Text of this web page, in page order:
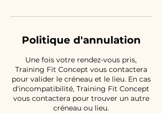
Politique d'annulation
Une fois votre rendez-vous pris,
Training Fit Concept vous contactera
pour valider le créneau et le lieu. En cas
d'incompatibilité, Training Fit Concept
vous contactera pour trouver un autre
créneau ou lieu.